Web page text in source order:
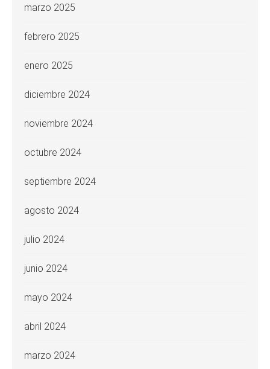
marzo 2025
febrero 2025
enero 2025
diciembre 2024
noviembre 2024
octubre 2024
septiembre 2024
agosto 2024
julio 2024
junio 2024
mayo 2024
abril 2024
marzo 2024